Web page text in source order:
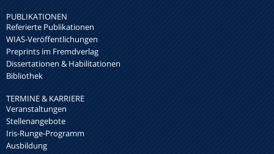
PUBLIKATIONEN
Referierte Publikationen
WIAS-Veröffentlichungen
Preprints im Fremdverlag
Dissertationen & Habilitationen
Bibliothek
TERMINE & KARRIERE
Veranstaltungen
Stellenangebote
Iris-Runge-Programm
Ausbildung